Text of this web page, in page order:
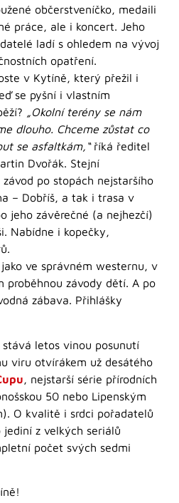
občerstveníčko, medaili
práce, ale i koncert. Jeho
ladí s ohledem na vývoj
opatření.
v Kytíně, který přežil i
se pyšní i vlastním
„Okolní terény se nám
dlouho. Chceme zůstat co
se asfaltkám,“říká ředitel
Dvořák. Stejní
po stopách nejstaršího
– Dobříš, a tak i trasa v
jeho závěrečné (a nejhezčí)
Nabídne i kopečky,
ve správném westernu, v
proběhnou závody dětí. A po
zábava. Přihlášky
stává letos vinou posunutí
viru otvírákem už desátého
, nejstarší série přírodních
50 nebo Lipenským
O kvalitě i srdci pořadatelů
z velkých seriálů
počet svých sedmi